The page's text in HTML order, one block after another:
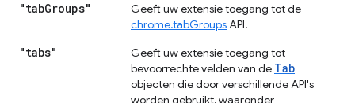
"tabGroups"
Geeft uw extensie toegang tot de
chrome.tabGroupsAPI.
"tabs"
Geeft uw extensie toegang tot
bevoorrechte velden van de Tab
objecten die door verschillende API's
worden gebruikt, waaronder